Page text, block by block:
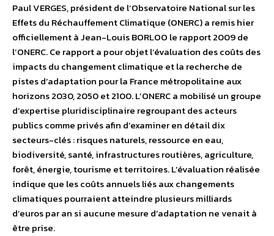
Paul VERGES, président de l’Observatoire National sur les
Effets du Réchauffement Climatique (ONERC) a remis hier
officiellement à Jean-Louis BORLOO le rapport 2009 de
l’ONERC. Ce rapport a pour objet l’évaluation des coûts des
impacts du changement climatique et la recherche de
pistes d’adaptation pour la France métropolitaine aux
horizons 2030, 2050 et 2100. L’ONERC a mobilisé un groupe
d’expertise pluridisciplinaire regroupant des acteurs
publics comme privés afin d’examiner en détail dix
secteurs-clés : risques naturels, ressource en eau,
biodiversité, santé, infrastructures routières, agriculture,
forêt, énergie, tourisme et territoires. L’évaluation réalisée
indique que les coûts annuels liés aux changements
climatiques pourraient atteindre plusieurs milliards
d’euros par an si aucune mesure d’adaptation ne venait à
être prise.